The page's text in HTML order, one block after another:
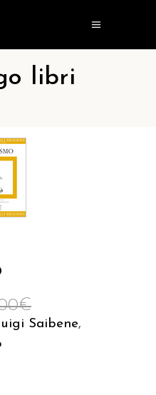
libri
€
Saibene,